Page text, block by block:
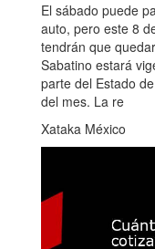
El sábado puede
auto, pero este 8
tendrán que
Sabatino estará
parte del Estado
del mes. La re
Xataka México